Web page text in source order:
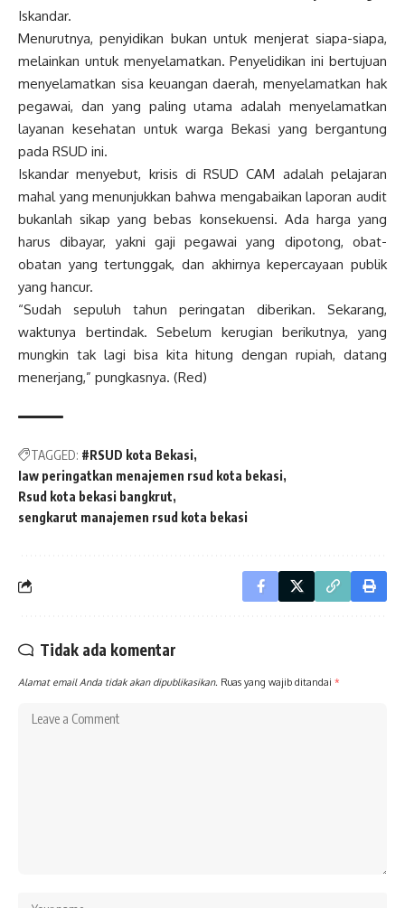
Iskandar.
Menurutnya, penyidikan bukan untuk menjerat siapa-siapa,
melainkan untuk menyelamatkan. Penyelidikan ini bertujuan
menyelamatkan sisa keuangan daerah, menyelamatkan hak
pegawai, dan yang paling utama adalah menyelamatkan
layanan kesehatan untuk warga Bekasi yang bergantung
pada RSUD ini.
Iskandar menyebut, krisis di RSUD CAM adalah pelajaran
mahal yang menunjukkan bahwa mengabaikan laporan audit
bukanlah sikap yang bebas konsekuensi. Ada harga yang
harus dibayar, yakni gaji pegawai yang dipotong, obat-
obatan yang tertunggak, dan akhirnya kepercayaan publik
yang hancur.
“Sudah sepuluh tahun peringatan diberikan. Sekarang,
waktunya bertindak. Sebelum kerugian berikutnya, yang
mungkin tak lagi bisa kita hitung dengan rupiah, datang
menerjang,” pungkasnya. (Red)
TAGGED: #RSUD kota Bekasi
Iaw peringatkan menajemen rsud kota bekasi
Rsud kota bekasi bangkrut
sengkarut manajemen rsud kota bekasi
Tidak ada komentar
Alamat email Anda tidak akan dipublikasikan. Ruas yang wajib ditandai *